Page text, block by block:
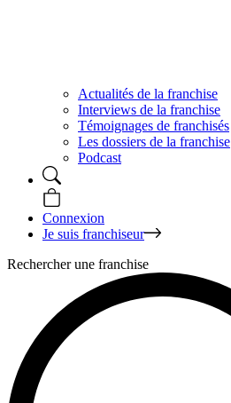
Actualités de la franchise
Interviews de la franchise
Témoignages de franchisés
Les dossiers de la franchise
Podcast
Connexion
Je suis franchiseur
Rechercher une franchise